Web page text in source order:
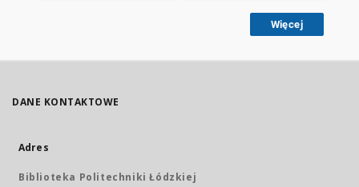
Więcej
DANE KONTAKTOWE
Adres
Biblioteka Politechniki Łódzkiej